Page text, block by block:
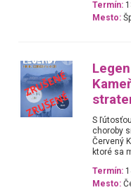
Termín:
Mesto:
S
choroby
Červený
ktoré sa
Termín:
Mesto: